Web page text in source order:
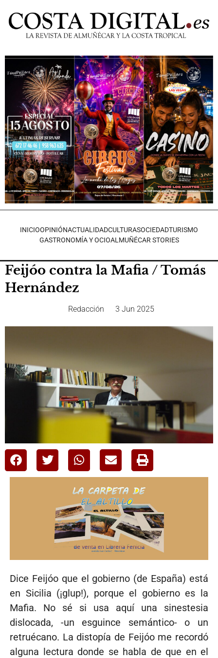
INICIOOPINIÓNACTUALIDADCULTURASOCIEDADTURISMO
GASTRONOMÍA Y OCIOALMUÑÉCAR STORIES
Feijóo contra la Mafia / Tomás
Hernández
Redacción 3 Jun 2025
Dice Feijóo que el gobierno (de España) está
en Sicilia (¡glup!), porque el gobierno es la
Mafia. No sé si usa aquí una sinestesia
dislocada, -un esguince semántico- o un
retruécano. La distopía de Feijóo me recordó
alguna lectura donde se habla de que en el